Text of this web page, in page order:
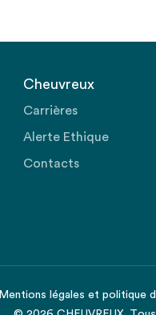
Cheuvreux
Carrières
Alerte Ethique
Contacts
Mentions légales et politique